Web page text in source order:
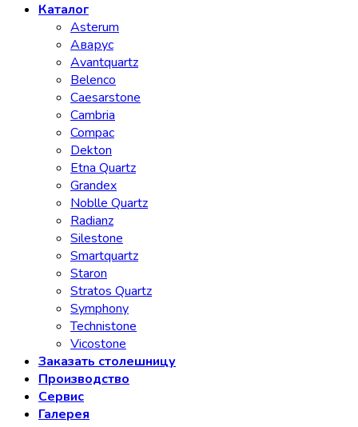
Каталог
Asterum
Аварус
Avantquartz
Belenco
Caesarstone
Cambria
Compac
Dekton
Etna Quartz
Grandex
Noblle Quartz
Radianz
Silestone
Smartquartz
Staron
Stratos Quartz
Symphony
Technistone
Vicostone
Заказать столешницу
Производство
Сервис
Галерея